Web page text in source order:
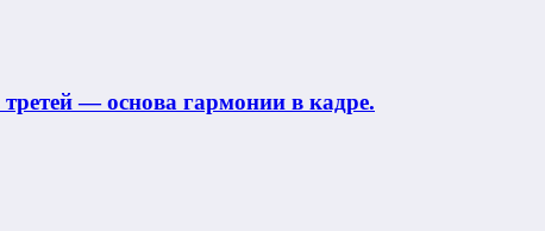
— основа гармонии в кадре.